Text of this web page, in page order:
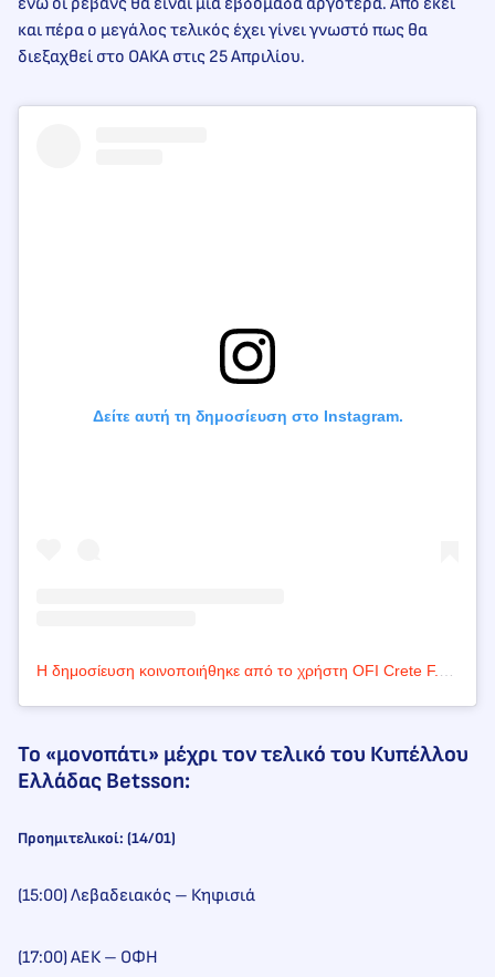
και πέρα ο μεγάλος τελικός έχει γίνει γνωστό πως θα
διεξαχθεί στο ΟΑΚΑ στις 25 Απριλίου.
Δείτε αυτή τη δημοσίευση στο Instagram.
Το «μονοπάτι» μέχρι τον τελικό του Κυπέλλου
Ελλάδας Betsson:
Προημιτελικοί: (14/01)
(15:00) Λεβαδειακός – Κηφισιά
(17:00) ΑΕΚ – ΟΦΗ